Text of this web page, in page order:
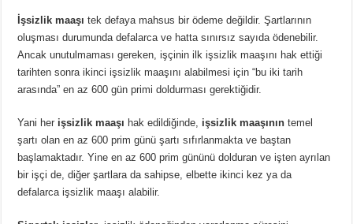
İşsizlik maaşı tek defaya mahsus bir ödeme değildir. Şartlarının
oluşması durumunda defalarca ve hatta sınırsız sayıda ödenebilir.
Ancak unutulmaması gereken, işçinin ilk işsizlik maaşını hak ettiği
tarihten sonra ikinci işsizlik maaşını alabilmesi için “bu iki tarih
arasında” en az 600 gün primi doldurması gerektiğidir.
Yani her işsizlik maaşı hak edildiğinde, işsizlik maaşının temel
şartı olan en az 600 prim günü şartı sıfırlanmakta ve baştan
başlamaktadır. Yine en az 600 prim gününü dolduran ve işten ayrılan
bir işçi de, diğer şartlara da sahipse, elbette ikinci kez ya da
defalarca işsizlik maaşı alabilir.